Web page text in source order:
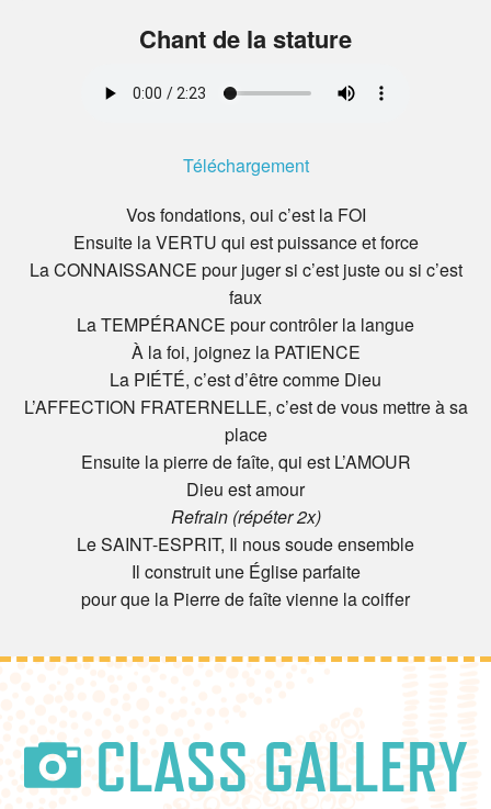
Chant de la stature
Téléchargement
Vos fondations, oui c’est la FOI
Ensuite la VERTU qui est puissance et force
La CONNAISSANCE pour juger si c’est juste ou si c’est
faux
La TEMPÉRANCE pour contrôler la langue
À la foi, joignez la PATIENCE
La PIÉTÉ, c’est d’être comme Dieu
L’AFFECTION FRATERNELLE, c’est de vous mettre à sa
place
Ensuite la pierre de faîte, qui est L’AMOUR
Dieu est amour
Refrain (répéter 2x)
Le SAINT-ESPRIT, Il nous soude ensemble
Il construit une Église parfaite
pour que la Pierre de faîte vienne la coiffer
CLASS GALLERY